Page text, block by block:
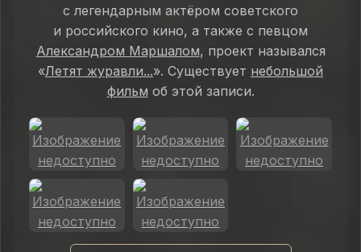
с легендарным актёром советского
и российского кино, а также с певцом
Александром Маршалом, проект назывался
«Летят журавли...». Существует небольшой
фильм об этой записи.